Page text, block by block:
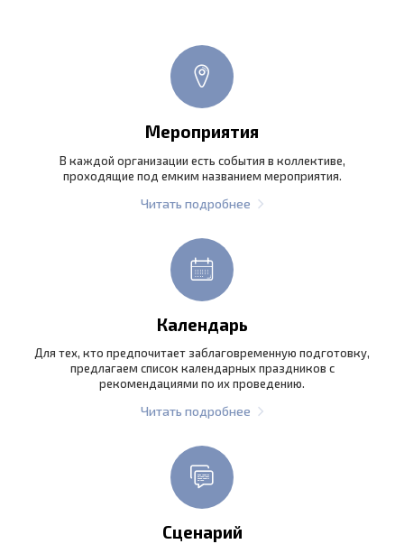
Мероприятия
В каждой организации есть события в коллективе,
проходящие под емким названием мероприятия.
Читать подробнее
Календарь
Для тех, кто предпочитает заблаговременную подготовку,
предлагаем список календарных праздников с
рекомендациями по их проведению.
Читать подробнее
Сценарий